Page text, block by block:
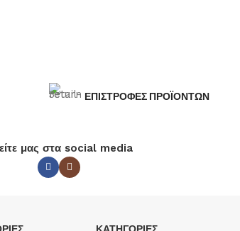
ΕΠΙΣΤΡΟΦΕΣ ΠΡΟΪΟΝΤΩΝ
μας στα social media
ΚΑΤΗΓΟΡΙΕΣ